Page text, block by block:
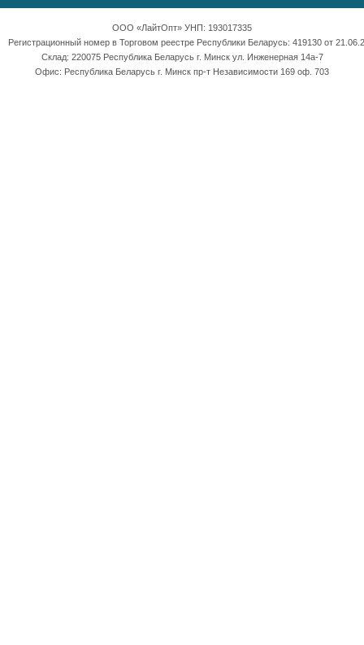
ООО «ЛайтОпт» УНП: 193017335
Регистрационный номер в Торговом реестре Республики Беларусь: 419130 от
Склад: 220075 Республика Беларусь г. Минск ул. Инженерная 14а-7
Офис: Республика Беларусь г. Минск пр-т Независимости 169 оф. 703